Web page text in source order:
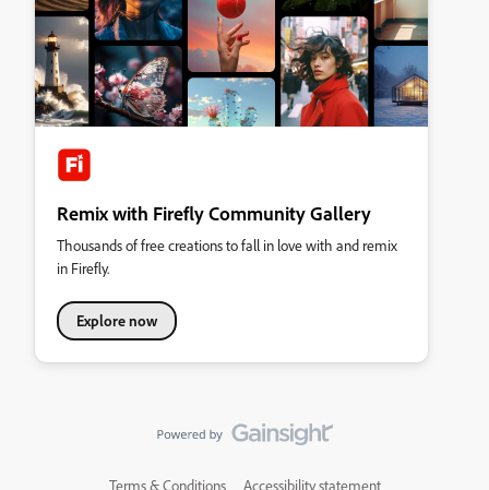
Remix with Firefly Community Gallery
Thousands of free creations to fall in love with and remix
in Firefly.
Explore now
Terms & Conditions Accessibility statement